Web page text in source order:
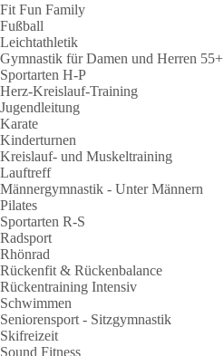
Fit Fun Family
Fußball
Leichtathletik
Gymnastik für Damen und Herren 55+
Sportarten H-P
Herz-Kreislauf-Training
Jugendleitung
Karate
Kinderturnen
Kreislauf- und Muskeltraining
Lauftreff
Männergymnastik - Unter Männern
Pilates
Sportarten R-S
Radsport
Rhönrad
Rückenfit & Rückenbalance
Rückentraining Intensiv
Schwimmen
Seniorensport - Sitzgymnastik
Skifreizeit
Sound Fitness